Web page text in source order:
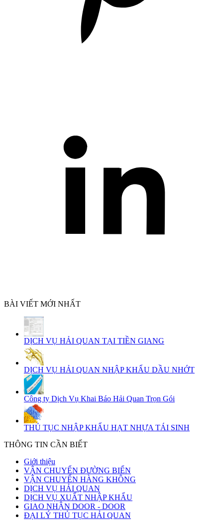
BÀI VIẾT MỚI NHẤT
DỊCH VỤ HẢI QUAN TẠI TIỀN GIANG
DỊCH VỤ HẢI QUAN NHẬP KHẨU DẦU NHỚT
Công ty Dịch Vụ Khai Báo Hải Quan Trọn Gói
THỦ TỤC NHẬP KHẨU HẠT NHỰA TÁI SINH
THÔNG TIN CẦN BIẾT
Giới thiệu
VẬN CHUYỂN ĐƯỜNG BIỂN
VẬN CHUYỂN HÀNG KHÔNG
DỊCH VỤ HẢI QUAN
DỊCH VỤ XUẤT NHẬP KHẨU
GIAO NHẬN DOOR - DOOR
ĐẠI LÝ THỦ TỤC HẢI QUAN